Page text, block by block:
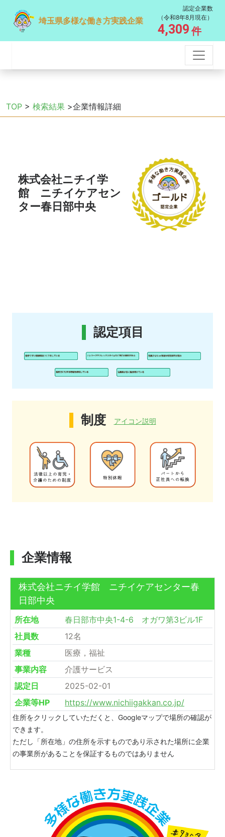
埼玉県多様な働き方実践企業
認定企業数
（令和8年8月現在）
4,309 件
TOP > 検索結果 >企業情報詳細
株式会社ニチイ学
館 ニチイケアセン
ター春日部中央
認定項目
制度 アイコン説明
企業情報
株式会社ニチイ学館 ニチイケアセンター春
日部中央
所在地
春日部市中央1-4-6 オガワ第3ビル1F
社員数
12名
業種
医療，福祉
事業内容
介護サービス
認定日
2025-02-01
企業等HP
https://www.nichiigakkan.co.jp/
住所をクリックしていただくと、Googleマップで場所の確認が
できます。
ただし「所在地」の住所を示すものであり示された場所に企業
の事業所があることを保証するものではありません